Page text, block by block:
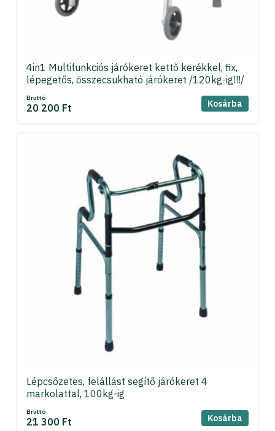
4in1 Multifunkciós járókeret kettő kerékkel, fix,
lépegetős, összecsukható járókeret /120kg-ig!!!/
Bruttó
20 200 Ft Kosárba
Lépcsőzetes, felállást segítő járókeret 4
markolattal, 100kg-ig
Bruttó
21 300 Ft Kosárba